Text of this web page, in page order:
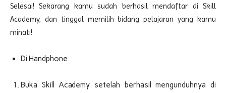
Selesai! Sekarang kamu sudah berhasil mendaftar di Skill
Academy, dan tinggal memilih bidang pelajaran yang kamu
minati!
Di Handphone
Buka Skill Academy setelah berhasil mengunduhnya di